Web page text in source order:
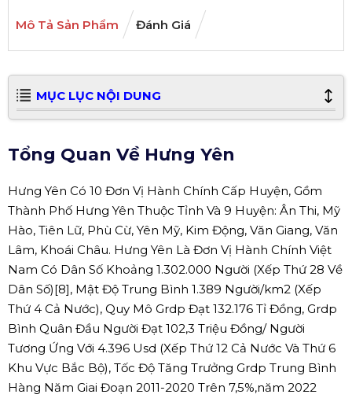
Mô Tả Sản Phẩm Đánh Giá
MỤC LỤC NỘI DUNG
Tổng Quan Về Hưng Yên
Hưng Yên Có 10 Đơn Vị Hành Chính Cấp Huyện, Gồm
Thành Phố Hưng Yên Thuộc Tỉnh Và 9 Huyện: Ân Thi, Mỹ
Hào, Tiên Lữ, Phù Cừ, Yên Mỹ, Kim Động, Văn Giang, Văn
Lâm, Khoái Châu. Hưng Yên Là Đơn Vị Hành Chính Việt
Nam Có Dân Số Khoảng 1.302.000 Người (Xếp Thứ 28 Về
Dân Số)[8], Mật Độ Trung Bình 1.389 Người/km2 (Xếp
Thứ 4 Cả Nước), Quy Mô Grdp Đạt 132.176 Tỉ Đồng, Grdp
Bình Quân Đầu Người Đạt 102,3 Triệu Đồng/ Người
Tương Ứng Với 4.396 Usd (Xếp Thứ 12 Cả Nước Và Thứ 6
Khu Vực Bắc Bộ), Tốc Độ Tăng Trưởng Grdp Trung Bình
Hàng Năm Giai Đoạn 2011-2020 Trên 7,5%,năm 2022